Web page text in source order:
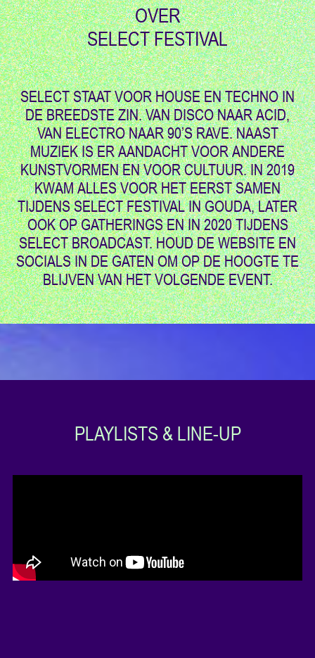
OVER
SELECT FESTIVAL
SELECT STAAT VOOR HOUSE EN TECHNO IN
DE BREEDSTE ZIN. VAN DISCO NAAR ACID,
VAN ELECTRO NAAR 90’S RAVE. NAAST
MUZIEK IS ER AANDACHT VOOR ANDERE
KUNSTVORMEN EN VOOR CULTUUR. IN 2019
KWAM ALLES VOOR HET EERST SAMEN
TIJDENS SELECT FESTIVAL IN GOUDA, LATER
OOK OP GATHERINGS EN IN 2020 TIJDENS
SELECT BROADCAST. HOUD DE WEBSITE EN
SOCIALS IN DE GATEN OM OP DE HOOGTE TE
BLIJVEN VAN HET VOLGENDE EVENT.
PLAYLISTS & LINE-UP